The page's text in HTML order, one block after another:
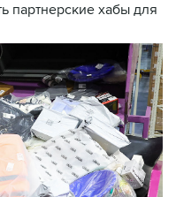
партнерские хабы для